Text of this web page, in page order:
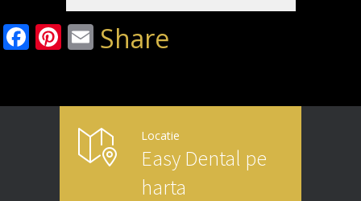
Facebook
Pinterest
Email
Share
Locatie
Easy Dental pe
harta